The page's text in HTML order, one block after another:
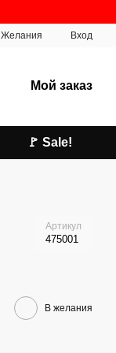
Желания Вход
Мой заказ
🚩 Sale!
Артикул
475001
В желания